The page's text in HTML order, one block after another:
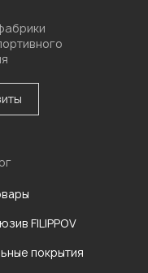
FILIPPOV
покрытия